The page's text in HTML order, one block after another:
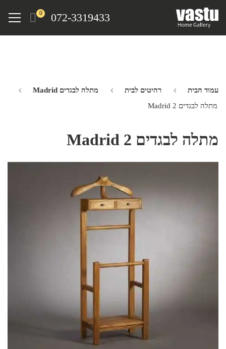
072-3319433
0
Menu
עמוד הבית רהיטים לבית
מתלה לבגדים Madrid
מתלה לבגדים Madrid 2
מתלה לבגדים Madrid 2